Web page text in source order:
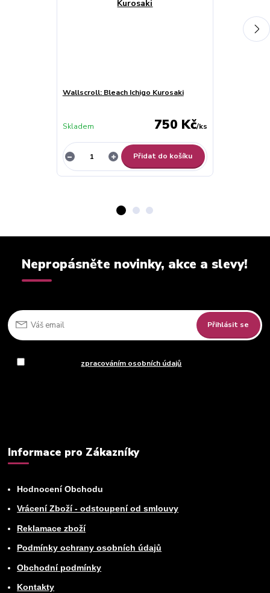
Wallscroll: Bleach Ichigo Kurosaki
750 Kč/ks
Skladem
Přidat do košíku
Nepropásněte novinky, akce a slevy!
Přihlásit se
zpracováním osobních údajů
Informace pro Zákazníky
Hodnocení Obchodu
Vrácení Zboží - odstoupení od smlouvy
Reklamace zboží
Podmínky ochrany osobních údajů
Obchodní podmínky
Kontakty